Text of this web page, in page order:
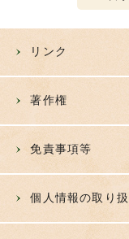
リンク
著作権
免責事項等
個人情報の取り